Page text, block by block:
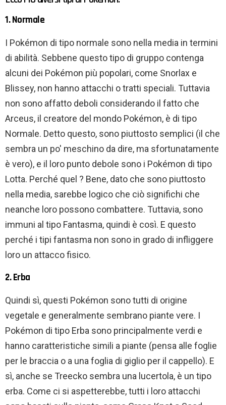
1. Normale
I Pokémon di tipo normale sono nella media in termini
di abilità. Sebbene questo tipo di gruppo contenga
alcuni dei Pokémon più popolari, come Snorlax e
Blissey, non hanno attacchi o tratti speciali. Tuttavia
non sono affatto deboli considerando il fatto che
Arceus, il creatore del mondo Pokémon, è di tipo
Normale. Detto questo, sono piuttosto semplici (il che
sembra un po' meschino da dire, ma sfortunatamente
è vero), e il loro punto debole sono i Pokémon di tipo
Lotta. Perché quel ? Bene, dato che sono piuttosto
nella media, sarebbe logico che ciò significhi che
neanche loro possono combattere. Tuttavia, sono
immuni al tipo Fantasma, quindi è così. E questo
perché i tipi fantasma non sono in grado di infliggere
loro un attacco fisico.
2. Erba
Quindi sì, questi Pokémon sono tutti di origine
vegetale e generalmente sembrano piante vere. I
Pokémon di tipo Erba sono principalmente verdi e
hanno caratteristiche simili a piante (pensa alle foglie
per le braccia o a una foglia di giglio per il cappello). E
sì, anche se Treecko sembra una lucertola, è un tipo
erba. Come ci si aspetterebbe, tutti i loro attacchi